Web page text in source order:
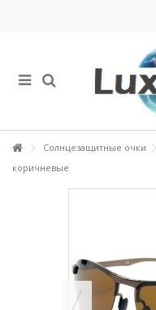
Солнцезащитные очки
коричневые